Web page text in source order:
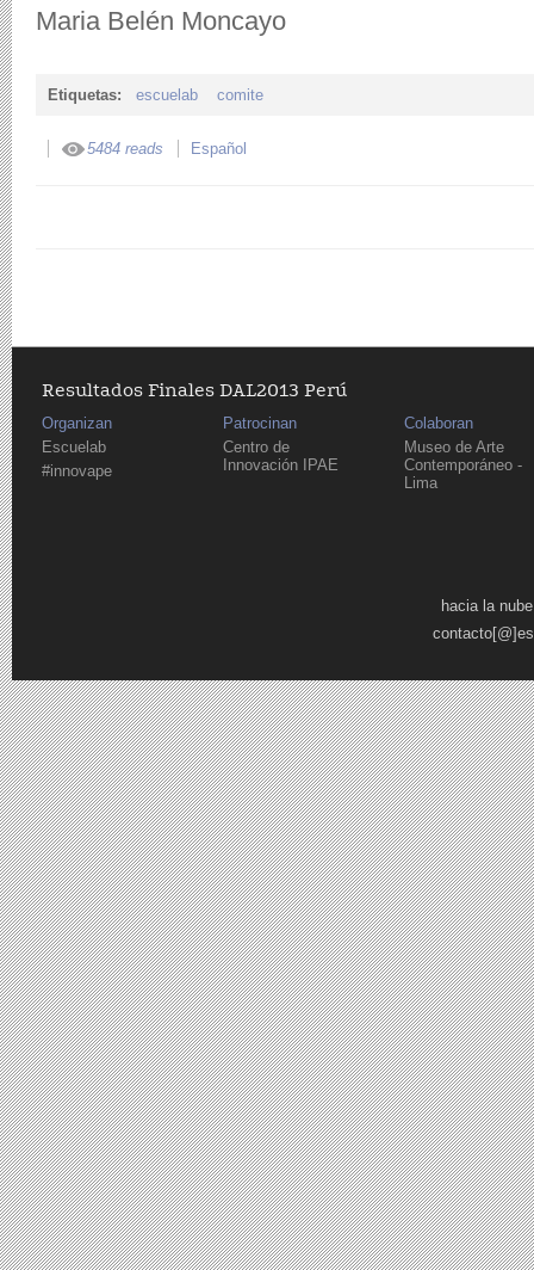
Maria Belén Moncayo
Etiquetas: escuelab comite
5484 reads Español
Resultados Finales DAL2013 Perú
Organizan
Escuelab
#innovape
Patrocinan
Centro de
Innovación IPAE
Colaboran
Museo de Arte
Contemporáneo -
Lima
hacia la